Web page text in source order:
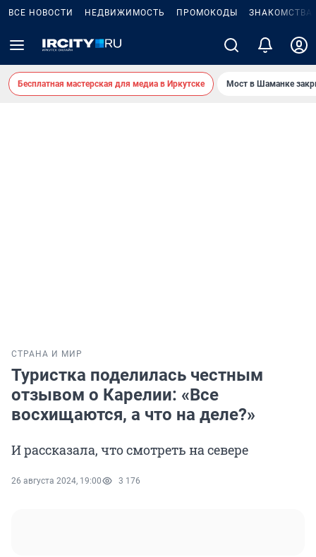
ВСЕ НОВОСТИ НЕДВИЖИМОСТЬ ПРОМОКОДЫ ЗНАКОМСТВА
Бесплатная мастерская для медиа в Иркутске Мост в Шаманке
СТРАНА И МИР
Туристка поделилась честным
отзывом о Карелии: «Все
восхищаются, а что на деле?»
И рассказала, что смотреть на севере
26 августа 2024, 19:00 3 176